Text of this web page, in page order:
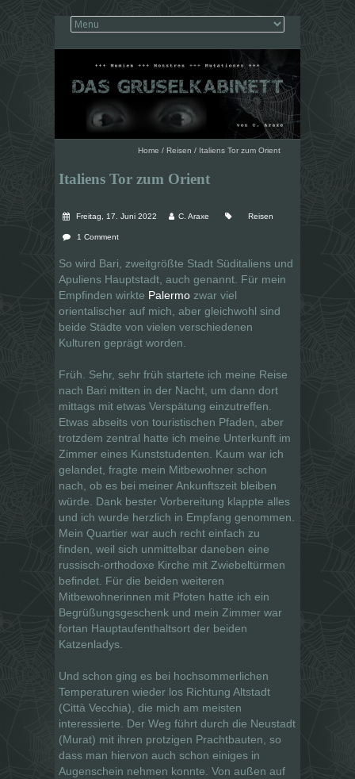
Home / Reisen / Italiens Tor zum Orient
Italiens Tor zum Orient
Freitag, 17. Juni 2022 C. Araxe Reisen
1 Comment
So wird Bari, zweitgrößte Stadt Süditaliens und
Apuliens Hauptstadt, auch genannt. Für mein
Empfinden wirkte Palermo zwar viel
orientalischer auf mich, aber gleichwohl sind
beide Städte von vielen verschiedenen
Kulturen geprägt worden.
Früh. Sehr, sehr früh startete ich meine Reise
nach Bari mitten in der Nacht, um dann dort
mittags mit etwas Verspätung einzutreffen.
Etwas abseits von touristischen Pfaden, aber
trotzdem zentral hatte ich meine Unterkunft im
Zimmer eines Kunststudenten. Kaum war ich
gelandet, fragte mein Mitbewohner schon
nach, ob es bei meiner Ankunftszeit bleiben
würde. Dank bester Vorbereitung klappte alles
und ich wurde herzlich in Empfang genommen.
Mein Quartier war auch recht einfach zu
finden, weil sich unmittelbar daneben eine
russisch-orthodoxe Kirche mit Zwiebeltürmen
befindet. Für die beiden weiteren
Mitbewohnerinnen mit Pfoten hatte ich ein
Begrüßungsgeschenk und mein Zimmer war
fortan Hauptaufenthaltsort der beiden
Katzenladys.
Und schon ging es bei hochsommerlichen
Temperaturen wieder los Richtung Altstadt
(Città Vecchia), die mich am meisten
interessierte. Der Weg führt durch die Neustadt
(Murat) mit ihren protzigen Prachtbauten, so
dass man hiervon auch schon einiges in
Augenschein nehmen konnte. Von außen auf